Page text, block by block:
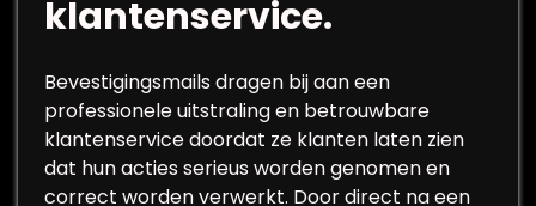
klantenservice.
Bevestigingsmails dragen bij aan een
professionele uitstraling en betrouwbare
klantenservice doordat ze klanten laten zien
dat hun acties serieus worden genomen en
correct worden verwerkt. Door direct na een